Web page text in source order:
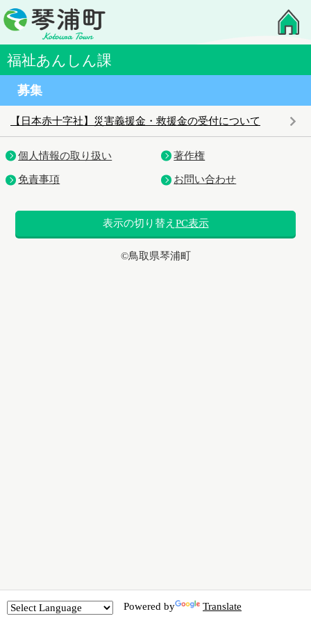
福祉あんしん課
募集
【日本赤十字社】災害義援金・救援金の受付について
個人情報の取り扱い 著作権
免責事項 お問い合わせ
表示の切り替え PC表示
Powered by Translate
©鳥取県琴浦町